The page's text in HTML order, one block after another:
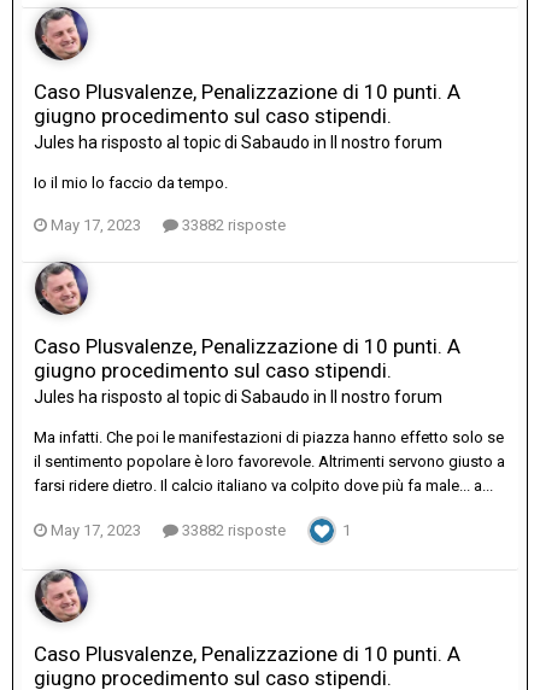
Caso Plusvalenze, Penalizzazione di 10 punti. A
giugno procedimento sul caso stipendi.
Jules ha risposto al topic di Sabaudo in Il nostro forum
Io il mio lo faccio da tempo.
May 17, 2023 33882 risposte
Caso Plusvalenze, Penalizzazione di 10 punti. A
giugno procedimento sul caso stipendi.
Jules ha risposto al topic di Sabaudo in Il nostro forum
Ma infatti. Che poi le manifestazioni di piazza hanno effetto solo se
il sentimento popolare è loro favorevole. Altrimenti servono giusto a
farsi ridere dietro. Il calcio italiano va colpito dove più fa male... a...
May 17, 2023 33882 risposte 1
Caso Plusvalenze, Penalizzazione di 10 punti. A
giugno procedimento sul caso stipendi.